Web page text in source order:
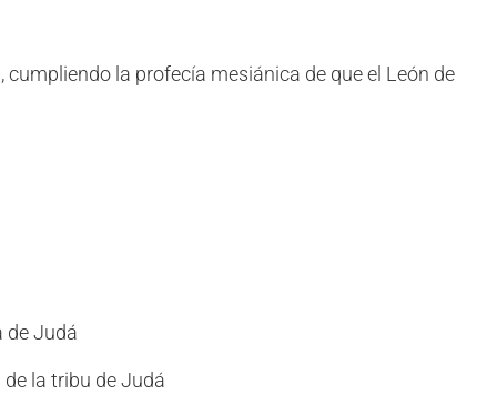
la profecía mesiánica de que el León de
de Judá
la tribu de Judá